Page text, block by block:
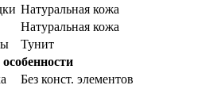
Натуральная кожа
Натуральная кожа
Тунит
Без конст. элементов